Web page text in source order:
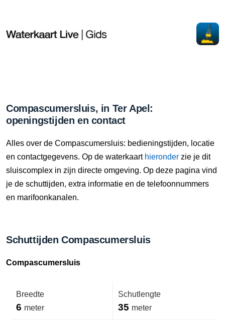
Compascumersluis, in Ter Apel:
openingstijden en contact
Alles over de Compascumersluis: bedieningstijden, locatie
en contactgegevens. Op de waterkaart hieronder zie je dit
sluiscomplex in zijn directe omgeving. Op deze pagina vind
je de schuttijden, extra informatie en de telefoonnummers
en marifoonkanalen.
Schuttijden Compascumersluis
Compascumersluis
Breedte
6 meter
Schutlengte
35 meter